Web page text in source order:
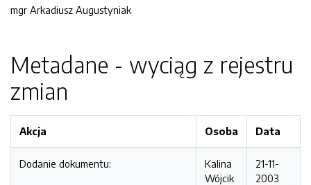
mgr Arkadiusz Augustyniak
Metadane - wyciąg z rejestru
zmian
Akcja Osoba Data
Dodanie dokumentu:
Kalina
Wójcik
21-11-
2003